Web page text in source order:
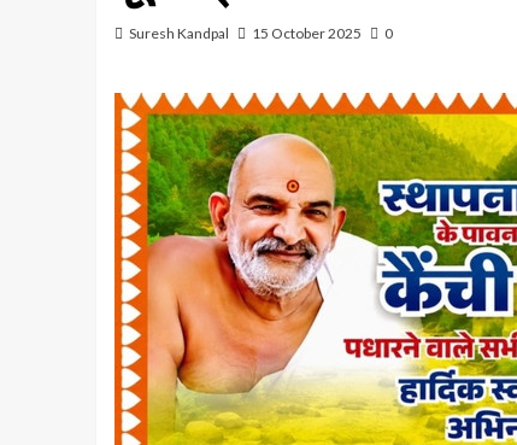
Suresh Kandpal 15 October 2025 0